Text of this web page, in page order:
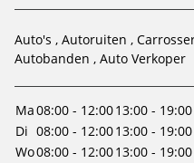
Auto's Autoruiten
Autobanden
Auto Verkoper
Ma08:00 - 12:0013:00 - 19:00
Di 08:00 - 12:0013:00 - 19:00
Wo08:00 - 12:0013:00 - 19:00